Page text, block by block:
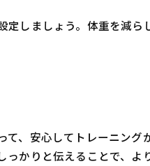
しましょう。体重を減ら
、安心してトレーニング
かりと伝えることで、よ